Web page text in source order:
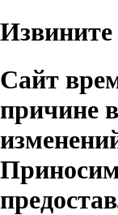
Извините
Сайт
причине
Приносим